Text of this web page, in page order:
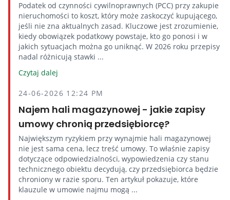
Podatek od czynności cywilnoprawnych (PCC) przy zakupie
nieruchomości to koszt, który może zaskoczyć kupującego,
jeśli nie zna aktualnych zasad. Kluczowe jest zrozumienie,
kiedy obowiązek podatkowy powstaje, kto go ponosi i w
jakich sytuacjach można go uniknąć. W 2026 roku przepisy
nadal różnicują stawki ...
Czytaj dalej
24-06-2026 12:24 PM
Najem hali magazynowej - jakie zapisy
umowy chronią przedsiębiorcę?
Największym ryzykiem przy wynajmie hali magazynowej
nie jest sama cena, lecz treść umowy. To właśnie zapisy
dotyczące odpowiedzialności, wypowiedzenia czy stanu
technicznego obiektu decydują, czy przedsiębiorca będzie
chroniony w razie sporu. Ten artykuł pokazuje, które
klauzule w umowie najmu mogą ...